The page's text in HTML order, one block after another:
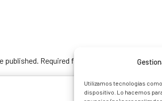
Utilizamos tecnologías
dispositivo. Lo hacemos
Required fields are marked *